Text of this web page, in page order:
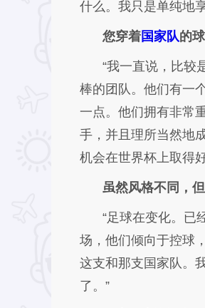
什么。我只是单纯地
您穿着国家队的
“我一直说，比较
棒的团队。他们有一
一点。他们拥有非常
手，并且理所当然地
机会在世界杯上取得
虽然风格不同，
“足球在变化。已
场，他们倾向于控球
这支和那支国家队。
了。”